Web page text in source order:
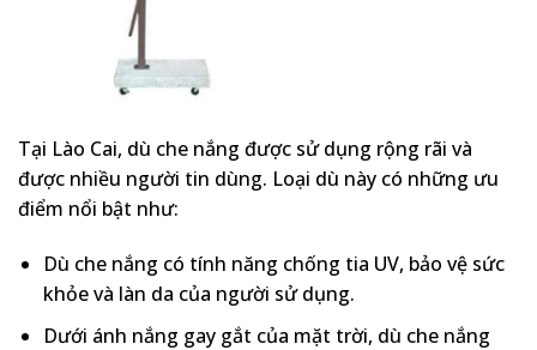
Tại Lào Cai, dù che nắng được sử dụng rộng rãi và
được nhiều người tin dùng. Loại dù này có những ưu
điểm nổi bật như:
Dù che nắng có tính năng chống tia UV, bảo vệ sức
khỏe và làn da của người sử dụng.
Dưới ánh nắng gay gắt của mặt trời, dù che nắng